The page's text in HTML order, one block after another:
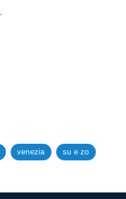
.
venezia su e zo